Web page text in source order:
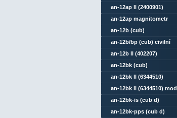
an-12ap ll (2400901)
an-12ap magnitometr
an-12b (cub)
an-12b/bp (cub) civilní
an-12b ll (402207)
an-12bk (cub)
an-12bk ll (6344510)
an-12bk ll (6344510) mod
an-12bk-is (cub d)
an-12bk-pps (cub d)